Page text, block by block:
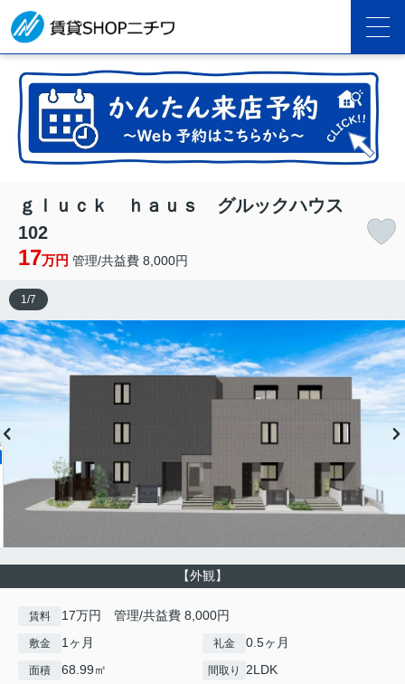
ｇｌｕｃｋ ｈａｕｓ グルックハウス
102
17万円 管理/共益費 8,000円
【外観】
1/7
賃料 17万円 管理/共益費 8,000円
敷金 1ヶ月 礼金 0.5ヶ月
面積 68.99㎡ 間取り 2LDK